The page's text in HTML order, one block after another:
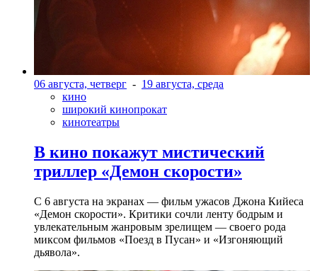
06 августа, четверг - 19 августа, среда
кино
широкий кинопрокат
кинотеатры
В кино покажут мистический
триллер «Демон скорости»
С 6 августа на экранах — фильм ужасов Джона Кийеса
«Демон скорости». Критики сочли ленту бодрым и
увлекательным жанровым зрелищeм — своего рода
миксом фильмов «Поезд в Пусан» и «Изгоняющий
дьявола».